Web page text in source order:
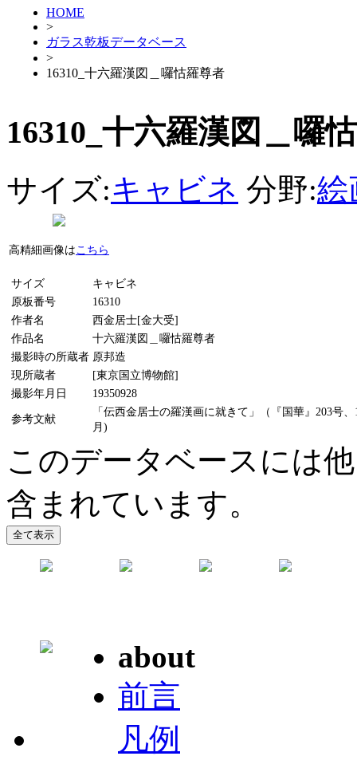
HOME
>
ガラス乾板データベース
>
16310_十六羅漢図＿囉怙羅尊者
16310_十六羅漢図＿囉
サイズ:キャビネ 分野:絵
高精細画像はこちら
サイズ
キャビネ
原板番号
16310
作者名
西金居士[金大受]
作品名
十六羅漢図＿囉怙羅尊者
撮影時の所蔵者 原邦造
現所蔵者
[東京国立博物館]
撮影年月日
19350928
参考文献
「伝西金居士の羅漢画に就きて」（『国華』203号
月)
このデータベースには
含まれています。
about
前言
凡例